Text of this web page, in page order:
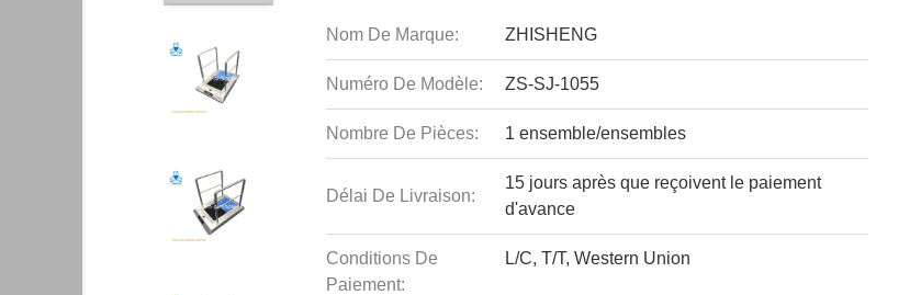
Nom De Marque: ZHISHENG
Numéro De Modèle: ZS-SJ-1055
Nombre De Pièces: 1 ensemble/ensembles
Délai De Livraison:
15 jours après que reçoivent le paiement
d'avance
Conditions De
Paiement:
L/C, T/T, Western Union